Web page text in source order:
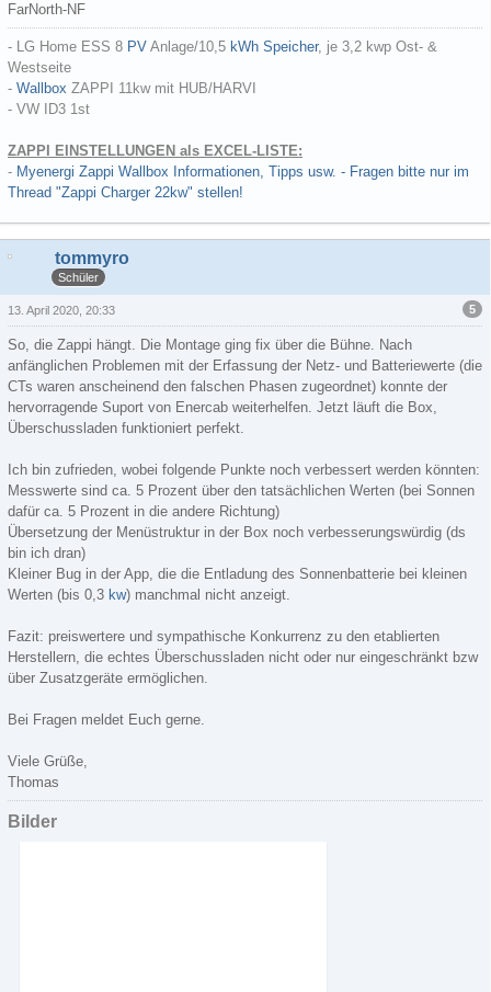
FarNorth-NF
- LG Home ESS 8 PV Anlage/10,5 kWh Speicher, je 3,2 kwp Ost- &
Westseite
- Wallbox ZAPPI 11kw mit HUB/HARVI
- VW ID3 1st
ZAPPI EINSTELLUNGEN als EXCEL-LISTE:
- Myenergi Zappi Wallbox Informationen, Tipps usw. - Fragen bitte nur im
Thread "Zappi Charger 22kw" stellen!
tommyro
Schüler
5
13. April 2020, 20:33
So, die Zappi hängt. Die Montage ging fix über die Bühne. Nach
anfänglichen Problemen mit der Erfassung der Netz- und Batteriewerte (die
CTs waren anscheinend den falschen Phasen zugeordnet) konnte der
hervorragende Suport von Enercab weiterhelfen. Jetzt läuft die Box,
Überschussladen funktioniert perfekt.
Ich bin zufrieden, wobei folgende Punkte noch verbessert werden könnten:
Messwerte sind ca. 5 Prozent über den tatsächlichen Werten (bei Sonnen
dafür ca. 5 Prozent in die andere Richtung)
Übersetzung der Menüstruktur in der Box noch verbesserungswürdig (ds
bin ich dran)
Kleiner Bug in der App, die die Entladung des Sonnenbatterie bei kleinen
Werten (bis 0,3 kw) manchmal nicht anzeigt.
Fazit: preiswertere und sympathische Konkurrenz zu den etablierten
Herstellern, die echtes Überschussladen nicht oder nur eingeschränkt bzw
über Zusatzgeräte ermöglichen.
Bei Fragen meldet Euch gerne.
Viele Grüße,
Thomas
Bilder